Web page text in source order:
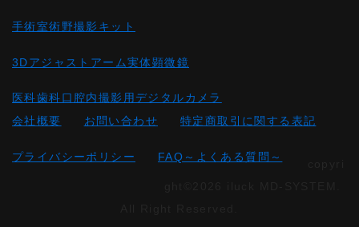
手術室術野撮影キット
3Dアジャストアーム実体顕微鏡
医科歯科口腔内撮影用デジタルカメラ
会社概要
お問い合わせ 特定商取引に関する表記
プライバシーポリシー FAQ～よくある質問～